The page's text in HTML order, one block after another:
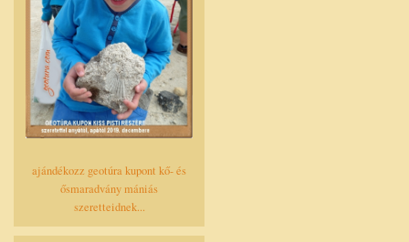
ajándékozz geotúra kupont kő- és
ősmaradvány mániás
szeretteidnek...